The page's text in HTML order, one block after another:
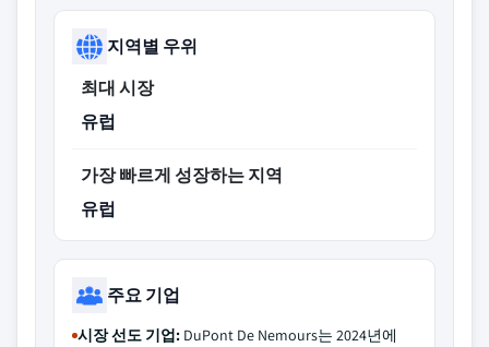
지역별 우위
최대 시장
유럽
가장 빠르게 성장하는 지역
유럽
주요 기업
시장 선도 기업: DuPont De Nemours는 2024년에